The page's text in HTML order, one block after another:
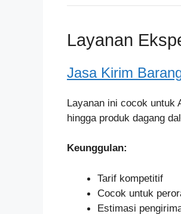
Layanan
Jasa Kirim
Layanan ini cocok untuk
hingga produk dagang
Keunggulan:
Tarif kompetitif
Cocok untuk
Estimasi